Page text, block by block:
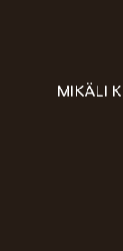
MIKÄLI